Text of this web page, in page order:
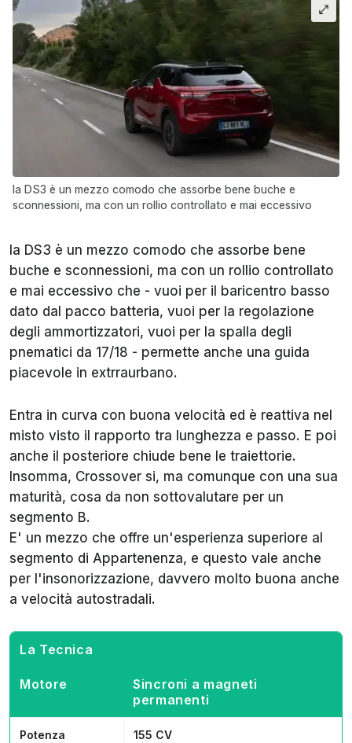
la DS3 è un mezzo comodo che assorbe bene buche e
sconnessioni, ma con un rollio controllato e mai eccessivo
la DS3 è un mezzo comodo che assorbe bene
buche e sconnessioni, ma con un rollio controllato
e mai eccessivo che - vuoi per il baricentro basso
dato dal pacco batteria, vuoi per la regolazione
degli ammortizzatori, vuoi per la spalla degli
pnematici da 17/18 - permette anche una guida
piacevole in extrraurbano.
Entra in curva con buona velocità ed è reattiva nel
misto visto il rapporto tra lunghezza e passo. E poi
anche il posteriore chiude bene le traiettorie.
Insomma, Crossover si, ma comunque con una sua
maturità, cosa da non sottovalutare per un
segmento B.
E' un mezzo che offre un'esperienza superiore al
segmento di Appartenenza, e questo vale anche
per l'insonorizzazione, davvero molto buona anche
a velocità autostradali.
La Tecnica
Motore
Sincroni a magneti
permanenti
Potenza 155 CV